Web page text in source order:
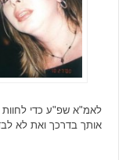
לאמ"א שפ"ע כדי
אותך בדרכך ואת לא